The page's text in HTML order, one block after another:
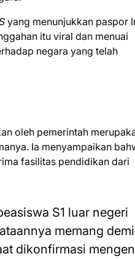
yang menunjukkan paspor
itu viral dan menuai
negara yang telah
oleh pemerintah
Ia menyampaikan
fasilitas pendidikan dari
S1 luar negeri
memang
dikonfirmasi